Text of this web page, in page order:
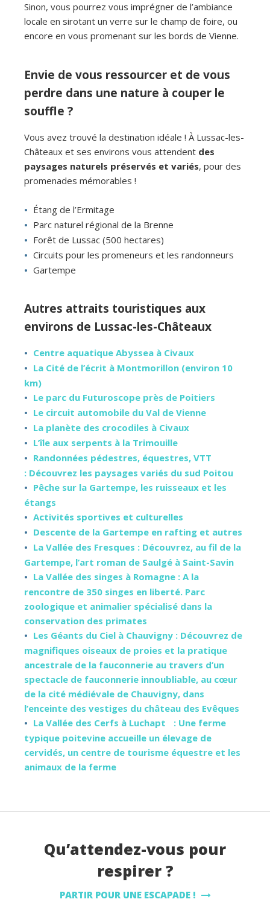
Sinon, vous pourrez vous imprégner de l’ambiance
locale en sirotant un verre sur le champ de foire, ou
encore en vous promenant sur les bords de Vienne.
Envie de vous ressourcer et de vous
perdre dans une nature à couper le
souffle ?
Vous avez trouvé la destination idéale ! À Lussac-les-
Châteaux et ses environs vous attendent des
paysages naturels préservés et variés, pour des
promenades mémorables !
Étang de l’Ermitage
Parc naturel régional de la Brenne
Forêt de Lussac (500 hectares)
Circuits pour les promeneurs et les randonneurs
Gartempe
Autres attraits touristiques aux
environs de Lussac-les-Châteaux
Centre aquatique Abyssea à Civaux
La Cité de l’écrit à Montmorillon (environ 10
km)
Le parc du Futuroscope près de Poitiers
Le circuit automobile du Val de Vienne
La planète des crocodiles à Civaux
L’île aux serpents à la Trimouille
Randonnées pédestres, équestres, VTT
: Découvrez les paysages variés du sud Poitou
Pêche sur la Gartempe, les ruisseaux et les
étangs
Activités sportives et culturelles
Descente de la Gartempe en rafting et autres
La Vallée des Fresques : Découvrez, au fil de la
Gartempe, l’art roman de Saulgé à Saint-Savin
La Vallée des singes à Romagne : A la
rencontre de 350 singes en liberté. Parc
zoologique et animalier spécialisé dans la
conservation des primates
Les Géants du Ciel à Chauvigny : Découvrez de
magnifiques oiseaux de proies et la pratique
ancestrale de la fauconnerie au travers d’un
spectacle de fauconnerie innoubliable, au cœur
de la cité médiévale de Chauvigny, dans
l’enceinte des vestiges du château des Evêques
La Vallée des Cerfs à Luchapt : Une ferme
typique poitevine accueille un élevage de
cervidés, un centre de tourisme équestre et les
animaux de la ferme
Qu’attendez-vous pour
respirer ?
PARTIR POUR UNE ESCAPADE !